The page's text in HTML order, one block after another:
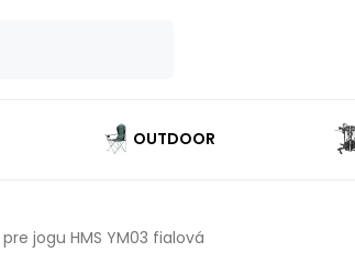
OUTDOOR
jogu HMS YM03 fialová